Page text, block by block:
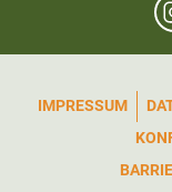
IMPRESSUM